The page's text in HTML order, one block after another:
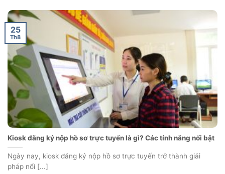
Kiosk đăng ký nộp hồ sơ trực tuyến là gì? Các tính năng nổi bật
Ngày nay, kiosk đăng ký nộp hồ sơ trực tuyến trở thành giải
pháp nổi [...]
25
Th8